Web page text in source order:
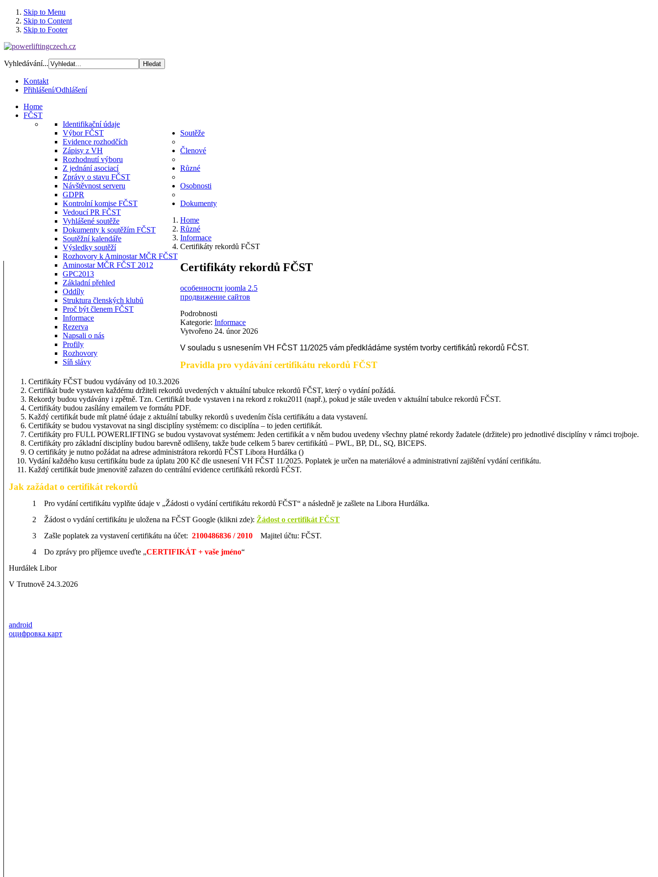
Skip to Menu
Skip to Content
Skip to Footer
Vyhledávání...
Kontakt
Přihlášení/Odhlášení
Home
FČST
Identifikační údaje
Výbor FČST
Evidence rozhodčích
Zápisy z VH
Rozhodnutí výboru
Z jednání asociací
Zprávy o stavu FČST
Návštěvnost serveru
GDPR
Kontrolní komise FČST
Vedoucí PR FČST
Soutěže
Vyhlášené soutěže
Dokumenty k soutěžím FČST
Soutěžní kalendáře
Výsledky soutěží
Rozhovory k Aminostar MČR FČST
Aminostar MČR FČST 2012
GPC2013
Členové
Základní přehled
Oddíly
Struktura členských klubů
Proč být členem FČST
Různé
Informace
Rezerva
Osobnosti
Napsali o nás
Profily
Rozhovory
Síň slávy
Dokumenty
Home
Různé
Informace
Certifikáty rekordů FČST
Certifikáty rekordů FČST
особенности joomla 2.5
продвижение сайтов
Podrobnosti
Kategorie: Informace
Vytvořeno 24. únor 2026
V souladu s usnesením VH FČST 11/2025 vám předkládáme systém tvorby certifikátů rekordů FČST.
Pravidla pro vydávání certifikátu rekordů FČST
Certifikáty FČST budou vydávány od 10.3.2026
Certifikát bude vystaven každému držiteli rekordů uvedených v aktuální tabulce rekordů FČST, který o vydání požádá.
Rekordy budou vydávány i zpětně. Tzn. Certifikát bude vystaven i na rekord z roku2011 (např.), pokud je stále uveden v aktuální tabulce rekordů FČST.
Certifikáty budou zasílány emailem ve formátu PDF.
Každý certifikát bude mít platné údaje z aktuální tabulky rekordů s uvedením čísla certifikátu a data vystavení.
Certifikáty se budou vystavovat na singl disciplíny systémem: co disciplína – to jeden certifikát.
Certifikáty pro FULL POWERLIFTING se budou vystavovat systémem: Jeden certifikát a v něm budou uvedeny všechny platné rekordy žadatele (držitele) pro jednotlivé disciplíny v rámci trojboje.
Certifikáty pro základní disciplíny budou barevně odlišeny, takže bude celkem 5 barev certifikátů – PWL, BP, DL, SQ, BICEPS.
O certifikáty je nutno požádat na adrese administrátora rekordů FČST Libora Hurdálka ()
Vydání každého kusu certifikátu bude za úplatu 200 Kč dle usnesení VH FČST 11/2025. Poplatek je určen na materiálové a administrativní zajištění vydání cerifikátu.
Každý certifikát bude jmenovitě zařazen do centrální evidence certifikátů rekordů FČST.
Jak zažádat o certifikát rekordů
1
Pro vydání certifikátu vyplňte údaje v „Žádosti o vydání certifikátu rekordů FČST“ a následně je zašlete na Libora Hurdálka.
2
Žádost o vydání certifikátu je uložena na FČST Google (klikni zde): Žádost o certifikát FČST
3
Zašle poplatek za vystavení certifikátu na účet: 2100486836 / 2010 Majitel účtu: FČST.
4
Do zprávy pro příjemce uveďte „CERTIFIKÁT + vaše jméno“
Hurdálek Libor
V Trutnově 24.3.2026
android
оцифровка карт